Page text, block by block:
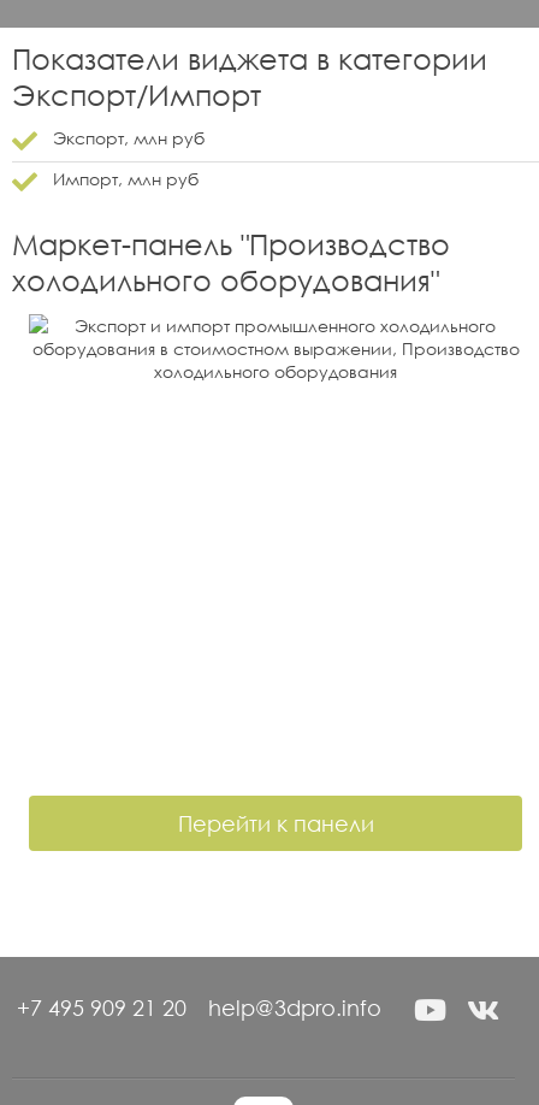
Показатели виджета в категории
Экспорт/Импорт
Экспорт, млн руб
Импорт, млн руб
Маркет-панель "Производство
холодильного оборудования"
Перейти к панели
+7 495 909 21 20 help@3dpro.info